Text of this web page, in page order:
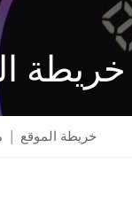
خريطة
خريطة الموقع